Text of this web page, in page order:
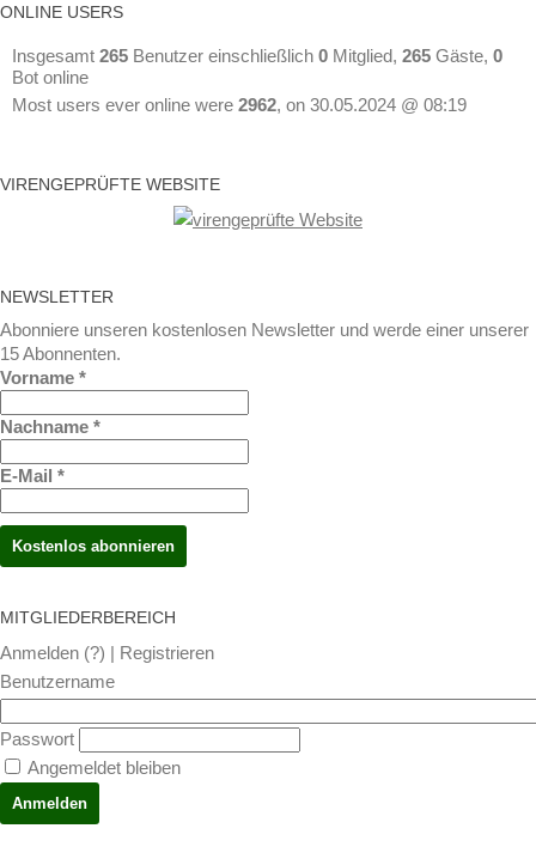
ON­LINE USERS
Insgesamt 265 Benutzer einschließlich 0 Mitglied, 265 Gäste, 0
Bot online
Most users ever online were 2962, on 30.05.2024 @ 08:19
VI­REN­GE­PRÜF­TE WEBSITE
NEWS­LET­TER
Abonniere unseren kostenlosen Newsletter und werde einer unserer
15 Abonnenten.
Vorname *
Nachname *
E-Mail *
MIT­GLIE­DER­BE­REICH
Anmelden (?) | Registrieren
Benutzername
Passwort
Angemeldet bleiben